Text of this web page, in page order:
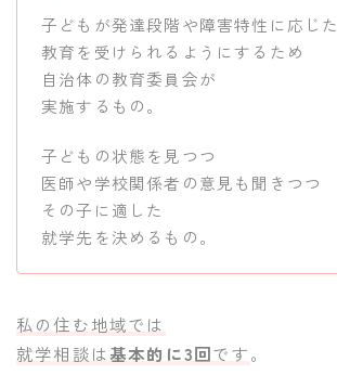
子どもが発達段階や障害特性に応じた
教育を受けられるようにするため
自治体の教育委員会が
実施するもの。
子どもの状態を見つつ
医師や学校関係者の意見も聞きつつ
その子に適した
就学先を決めるもの。
私の住む地域では
就学相談は基本的に3回です。